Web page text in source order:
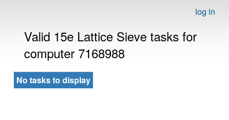
log in
Valid 15e Lattice Sieve tasks for
computer 7168988
No tasks to display